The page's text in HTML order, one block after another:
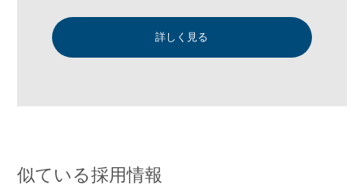
詳しく見る
似ている採用情報